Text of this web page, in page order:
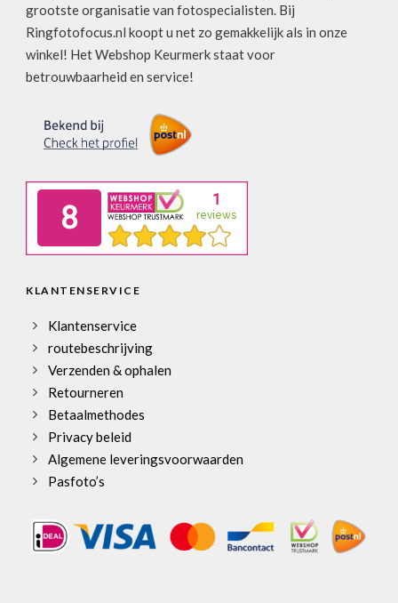
grootste organisatie van fotospecialisten. Bij
Ringfotofocus.nl koopt u net zo gemakkelijk als in onze
winkel! Het Webshop Keurmerk staat voor
betrouwbaarheid en service!
KLANTENSERVICE
Klantenservice
routebeschrijving
Verzenden & ophalen
Retourneren
Betaalmethodes
Privacy beleid
Algemene leveringsvoorwaarden
Pasfoto’s